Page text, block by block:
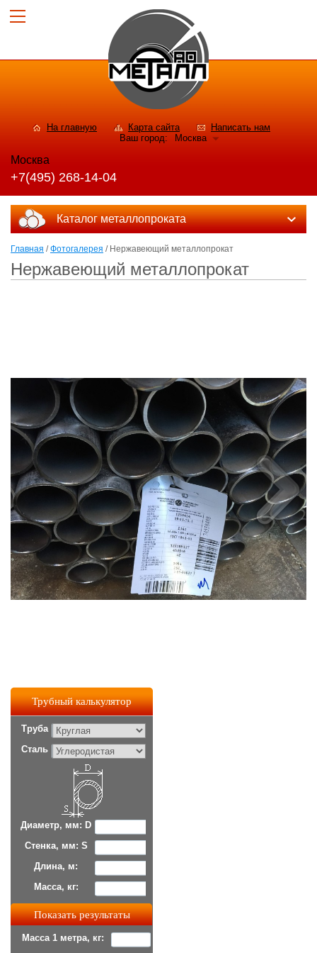
На главную Карта сайта
Написать нам
Ваш город:
Москва
Москва
+7(495) 268-14-04
Каталог металлопроката
Главная /Фотогалерея / Нержавеющий металлопрокат
Нержавеющий металлопрокат
Трубный калькулятор
Труба
Сталь
Диаметр, мм: D
Стенка, мм: S
Длина, м:
Масса, кг:
Масса 1 метра, кг: